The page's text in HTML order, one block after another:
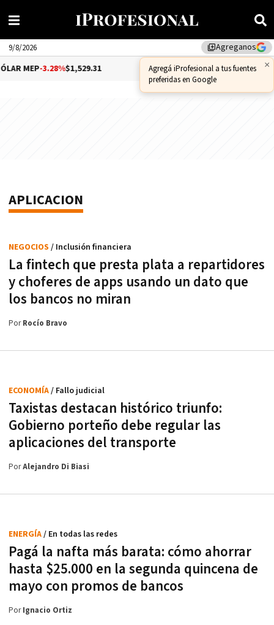
library_addAgreganos
×
Agregá iProfesional a tus fuentes
preferidas en Google
9/8/2026
MEP-3.28%$1,529.31 DÓLAR CCL-1.25%$1,556.14
APLICACION
La fintech que presta plata a repartidores
y choferes de apps usando un dato que
los bancos no miran
NEGOCIOS / Inclusión financiera
PorRocío Bravo
Taxistas destacan histórico triunfo:
Gobierno porteño debe regular las
aplicaciones del transporte
ECONOMÍA/ Fallo judicial
PorAlejandro Di Biasi
Pagá la nafta más barata: cómo ahorrar
hasta $25.000 en la segunda quincena de
mayo con promos de bancos
ENERGÍA/ En todas las redes
PorIgnacio Ortiz